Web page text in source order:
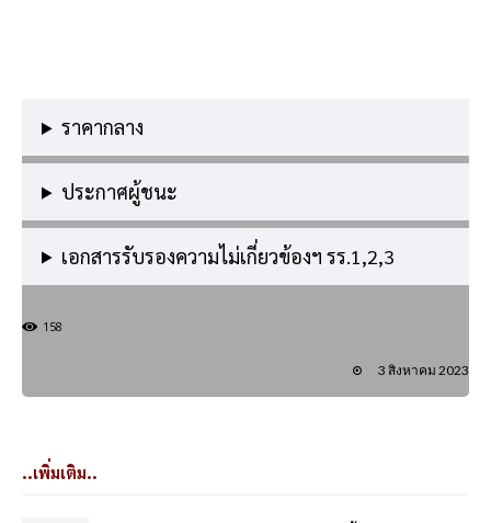
ราคากลาง
ประกาศผู้ชนะ
เอกสารรับรองความไม่เกี่ยวข้องฯ รร.1,2,3
158
3 สิงหาคม 2023
..เพิ่มเติม..